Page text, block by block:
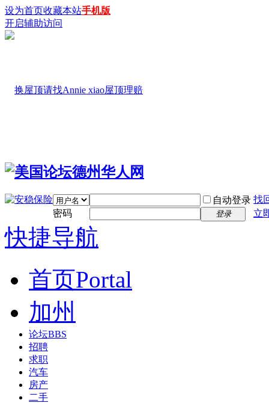
设为首页收藏本站手机版
开启辅助访问
自动登录 找
密码
登录 立
快捷导航
首页Portal
加州
论坛BBS
招聘
求职
汽车
房产
二手